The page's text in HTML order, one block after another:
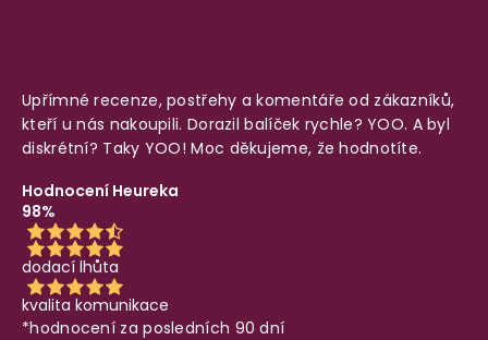
Upřímné recenze, postřehy a komentáře od zákazníků,
kteří u nás nakoupili. Dorazil balíček rychle? YOO. A byl
diskrétní? Taky YOO! Moc děkujeme, že hodnotíte.
Hodnocení Heureka
98%
dodací lhůta
kvalita komunikace
*hodnocení za posledních 90 dní